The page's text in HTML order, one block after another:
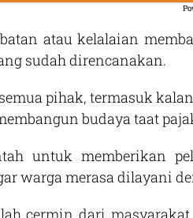
atau kelalaian
sudah direncanakan.
pihak, termasuk
budaya taat
untuk memberikan
warga merasa dilayani
cermin dari